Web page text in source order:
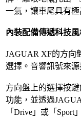
一氣，讓車尾具有
內裝配備傳遞科技風
JAGUAR XF的方向
選擇。音響訊號來
方向盤上的選擇按
功能，並透過
「Drive」或「